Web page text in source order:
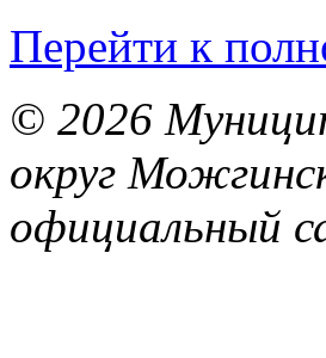
Перейти к
© 2026
округ
официальный